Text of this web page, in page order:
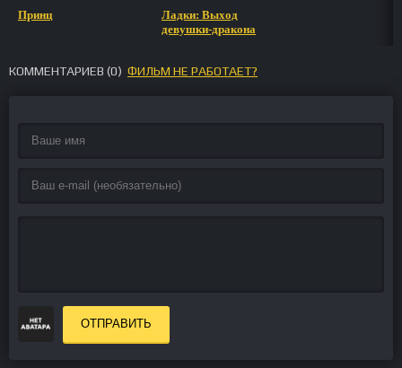
Принц
Ладки: Выход
девушки-дракона
КОММЕНТАРИЕВ (0) ФИЛЬМ НЕ РАБОТАЕТ?
ОТПРАВИТЬ